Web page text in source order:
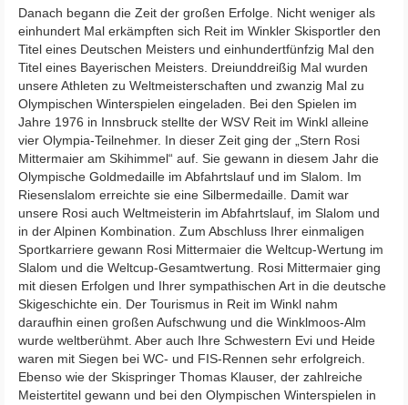
Danach begann die Zeit der großen Erfolge. Nicht weniger als
einhundert Mal erkämpften sich Reit im Winkler Skisportler den
Titel eines Deutschen Meisters und einhundertfünfzig Mal den
Titel eines Bayerischen Meisters. Dreiunddreißig Mal wurden
unsere Athleten zu Weltmeisterschaften und zwanzig Mal zu
Olympischen Winterspielen eingeladen. Bei den Spielen im
Jahre 1976 in Innsbruck stellte der WSV Reit im Winkl alleine
vier Olympia-Teilnehmer. In dieser Zeit ging der „Stern Rosi
Mittermaier am Skihimmel“ auf. Sie gewann in diesem Jahr die
Olympische Goldmedaille im Abfahrtslauf und im Slalom. Im
Riesenslalom erreichte sie eine Silbermedaille. Damit war
unsere Rosi auch Weltmeisterin im Abfahrtslauf, im Slalom und
in der Alpinen Kombination. Zum Abschluss Ihrer einmaligen
Sportkarriere gewann Rosi Mittermaier die Weltcup-Wertung im
Slalom und die Weltcup-Gesamtwertung. Rosi Mittermaier ging
mit diesen Erfolgen und Ihrer sympathischen Art in die deutsche
Skigeschichte ein. Der Tourismus in Reit im Winkl nahm
daraufhin einen großen Aufschwung und die Winklmoos-Alm
wurde weltberühmt. Aber auch Ihre Schwestern Evi und Heide
waren mit Siegen bei WC- und FIS-Rennen sehr erfolgreich.
Ebenso wie der Skispringer Thomas Klauser, der zahlreiche
Meistertitel gewann und bei den Olympischen Winterspielen in